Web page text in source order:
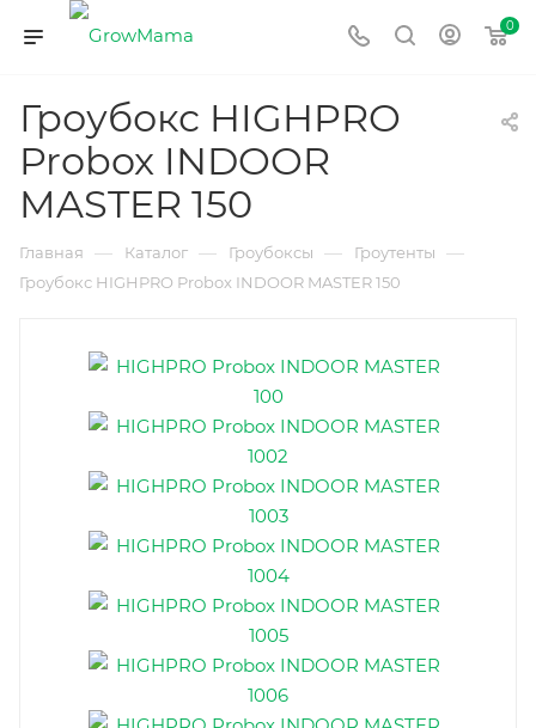
0
Гроубокс HIGHPRO
Probox INDOOR
MASTER 150
Главная — Каталог — Гроубоксы — Гроутенты —
Гроубокс HIGHPRO Probox INDOOR MASTER 150